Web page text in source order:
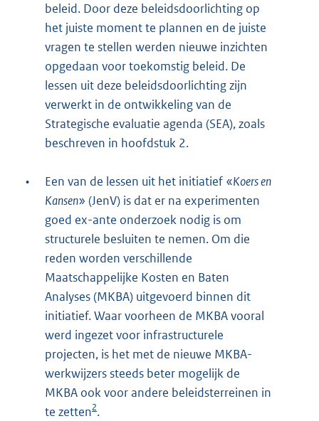
beleid. Door deze beleidsdoorlichting op
het juiste moment te plannen en de juiste
vragen te stellen werden nieuwe inzichten
opgedaan voor toekomstig beleid. De
lessen uit deze beleidsdoorlichting zijn
verwerkt in de ontwikkeling van de
Strategische evaluatie agenda (SEA), zoals
beschreven in hoofdstuk 2.
• Een van de lessen uit het initiatief «Koers en
Kansen» (JenV) is dat er na experimenten
goed ex-ante onderzoek nodig is om
structurele besluiten te nemen. Om die
reden worden verschillende
Maatschappelijke Kosten en Baten
Analyses (MKBA) uitgevoerd binnen dit
initiatief. Waar voorheen de MKBA vooral
werd ingezet voor infrastructurele
projecten, is het met de nieuwe MKBA-
werkwijzers steeds beter mogelijk de
MKBA ook voor andere beleidsterreinen in
te zetten2.